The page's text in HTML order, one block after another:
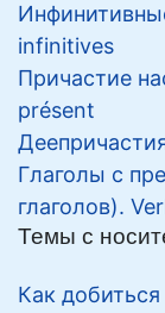
infinitives
Причастие
présent
Глаголы с
глаголов).
Темы с
Как